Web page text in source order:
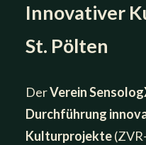
Innovativer
St. Pölten
DerVerein
Durchführung
Kulturprojekte